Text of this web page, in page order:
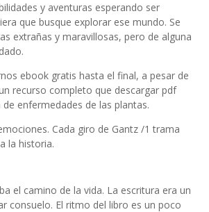
y aventuras esperando ser
que busque explorar ese mundo. Se
extrañas y maravillosas, pero de alguna
ebook gratis hasta el final, a pesar de
recurso completo que descargar pdf
enfermedades de las plantas.
Cada giro de Gantz /1 trama
la historia.
el camino de la vida. La escritura era un
consuelo. El ritmo del libro es un poco